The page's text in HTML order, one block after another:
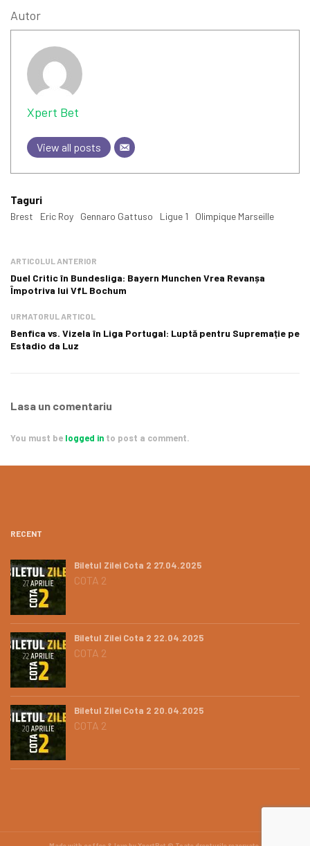
Autor
Xpert Bet
View all posts
Taguri
Brest Eric Roy Gennaro Gattuso Ligue 1 Olimpique Marseille
ARTICOLUL ANTERIOR
Duel Critic în Bundesliga: Bayern Munchen Vrea Revanșa
Împotriva lui VfL Bochum
URMATORUL ARTICOL
Benfica vs. Vizela în Liga Portugal: Luptă pentru Supremație pe
Estadio da Luz
Lasa un comentariu
You must be logged in to post a comment.
RECENT
Biletul Zilei Cota 2 27.04.2025
COTA 2
Biletul Zilei Cota 2 22.04.2025
COTA 2
Biletul Zilei Cota 2 20.04.2025
COTA 2